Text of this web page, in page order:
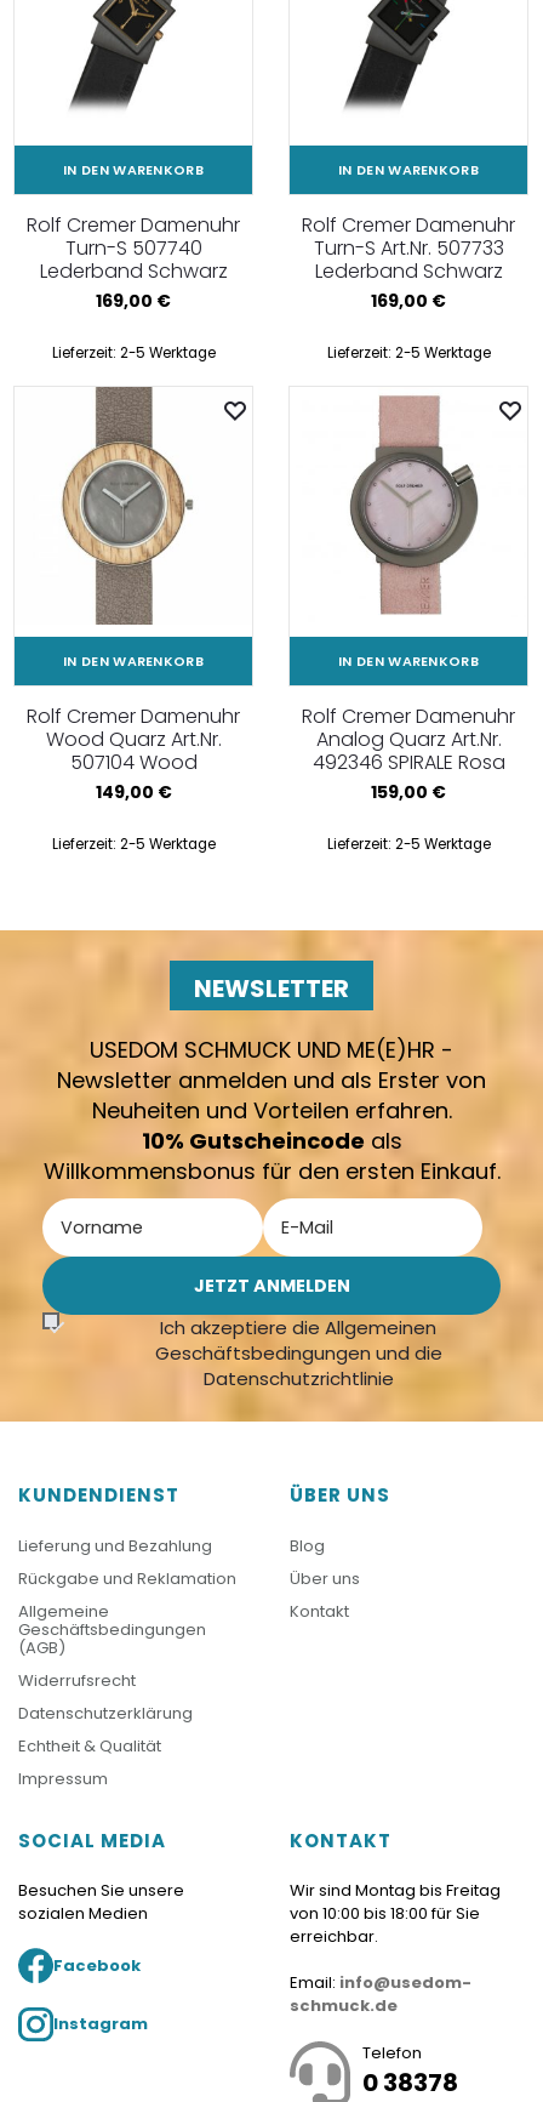
IN DEN WARENKORB
Rolf Cremer Damenuhr
Turn-S 507740
Lederband Schwarz
169,00 €
Lieferzeit: 2-5 Werktage
IN DEN WARENKORB
Rolf Cremer Damenuhr
Turn-S Art.Nr. 507733
Lederband Schwarz
169,00 €
Lieferzeit: 2-5 Werktage
IN DEN WARENKORB
Rolf Cremer Damenuhr
Wood Quarz Art.Nr.
507104 Wood
149,00 €
Lieferzeit: 2-5 Werktage
IN DEN WARENKORB
Rolf Cremer Damenuhr
Analog Quarz Art.Nr.
492346 SPIRALE Rosa
159,00 €
Lieferzeit: 2-5 Werktage
NEWSLETTER
USEDOM SCHMUCK UND ME(E)HR -
Newsletter anmelden und als Erster von
Neuheiten und Vorteilen erfahren.
10% Gutscheincode als
Willkommensbonus für den ersten Einkauf.
Ich akzeptiere die Allgemeinen
Geschäftsbedingungen und die
Datenschutzrichtlinie
KUNDENDIENST
Lieferung und Bezahlung
Rückgabe und Reklamation
Allgemeine
Geschäftsbedingungen
(AGB)
Widerrufsrecht
Datenschutzerklärung
Echtheit & Qualität
Impressum
ÜBER UNS
Blog
Über uns
Kontakt
SOCIAL MEDIA
Besuchen Sie unsere
sozialen Medien
Facebook
Instagram
KONTAKT
Wir sind Montag bis Freitag
von 10:00 bis 18:00 für Sie
erreichbar.
Email: info@usedom-
schmuck.de
Telefon
0 38378